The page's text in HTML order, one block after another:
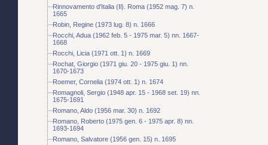
Rinnovamento d'Italia (Il). Roma (1952 mag. 7) n.
1665
Robin, Regine (1973 lug. 8) n. 1666
Rocchi, Adua (1962 feb. 5 - 1975 mar. 5) nn. 1667-
1668
Rocchi, Licia (1971 ott. 1) n. 1669
Rochat, Giorgio (1971 giu. 20 - 1975 giu. 1) nn.
1670-1673
Roemer, Cornelia (1974 ott. 1) n. 1674
Romagnoli, Sergio (1948 apr. 15 - 1968 set. 19) nn.
1675-1691
Romano, Aldo (1956 mar. 30) n. 1692
Romano, Roberto (1975 gen. 6 - 1975 apr. 8) nn.
1693-1694
Romano, Salvatore (1956 gen. 15) n. 1695